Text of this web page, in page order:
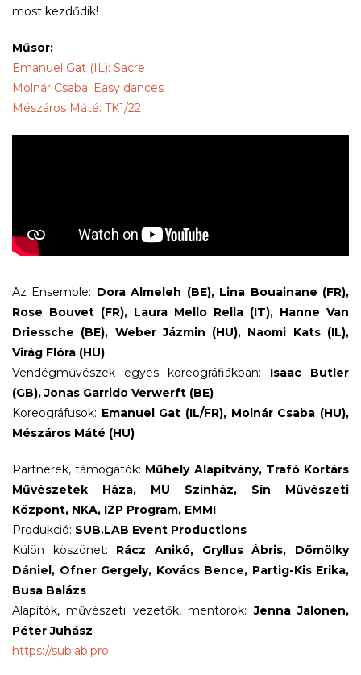
most kezdődik!
Műsor:
Emanuel Gat (IL): Sacre
Molnár Csaba: Easy dances
Mészáros Máté: TK1/22
Az Ensemble: Dora Almeleh (BE), Lina Bouainane (FR),
Rose Bouvet (FR), Laura Mello Rella (IT), Hanne Van
Driessche (BE), Weber Jázmin (HU), Naomi Kats (IL),
Virág Flóra (HU)
Vendégművészek egyes koreográfiákban: Isaac Butler
(GB), Jonas Garrido Verwerft (BE)
Koreográfusok: Emanuel Gat (IL/FR), Molnár Csaba (HU),
Mészáros Máté (HU)
Partnerek, támogatók: Műhely Alapítvány, Trafó Kortárs
Művészetek Háza, MU Színház, Sín Művészeti
Központ, NKA, IZP Program, EMMI
Produkció: SUB.LAB Event Productions
Külön köszönet: Rácz Anikó, Gryllus Ábris, Dömölky
Dániel, Ofner Gergely, Kovács Bence, Partig-Kis Erika,
Busa Balázs
Alapítók, művészeti vezetők, mentorok:Jenna Jalonen,
Péter Juhász
https://sublab.pro